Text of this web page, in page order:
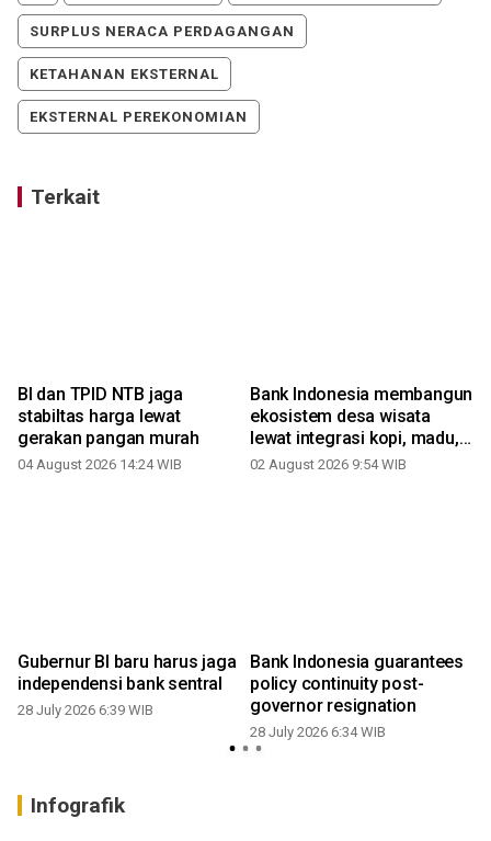
SURPLUS NERACA PERDAGANGAN
KETAHANAN EKSTERNAL
EKSTERNAL PEREKONOMIAN
Terkait
BI dan TPID NTB jaga
stabiltas harga lewat
gerakan pangan murah
04 August 2026 14:24 WIB
Bank Indonesia membangun
ekosistem desa wisata
lewat integrasi kopi, madu,
pokdarwis
02 August 2026 9:54 WIB
Gubernur BI baru harus jaga
independensi bank sentral
28 July 2026 6:39 WIB
Bank Indonesia guarantees
policy continuity post-
governor resignation
28 July 2026 6:34 WIB
Infografik